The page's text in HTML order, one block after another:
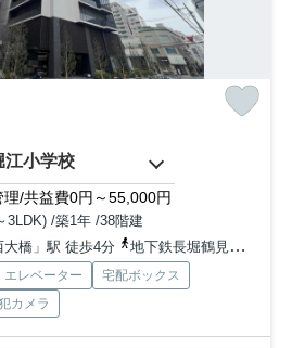
小学校
理/共益費0円～55,000円
3LDK) /築1年 /38階建
橋」駅 徒歩4分
地下鉄長堀鶴見緑地「西長堀」駅 徒歩2分
エレベーター
宅配ボックス
カメラ